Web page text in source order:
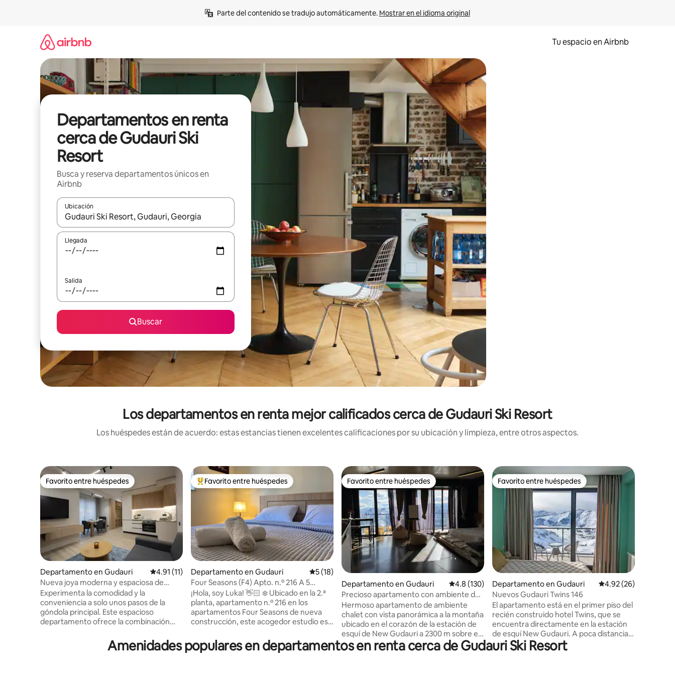
Parte del contenido se tradujo automáticamente. Mostrar en el idioma original
Tu espacio en Airbnb
Departamentos en renta
cerca de Gudauri Ski
Resort
Busca y reserva departamentos únicos en
Airbnb
Ubicación
Cuando los resultados estén disponibles, podrás navegar usando las teclas de las flechas hacia arriba y hacia abajo, o bien tocando y deslizando la pantalla.
Llegada
Salida
Buscar
Los departamentos en renta mejor calificados cerca de Gudauri Ski Resort
Los huéspedes están de acuerdo: estas estancias tienen excelentes calificaciones por su ubicación y limpieza, entre otros aspectos.
Favorito entre huéspedes
Favorito entre huéspedes
Departamento en Gudauri Calificación promedio: 4.91 de 5; 11 evaluaciones
4.91 (11)
Nueva joya moderna y espaciosa de
Gudauri cerca de los remontes de esquí
Experimenta la comodidad y la
conveniencia a solo unos pasos de la
góndola principal. Este espacioso
departamento ofrece la combinación
encanto de montaña. Disfruta de tu
espacio privado totalmente equipado
De los mejores en Favorito entre huéspedes
Favorito entre huéspedes
Departamento en Gudauri Calificación promedio: 5 de 5; 18 evaluaciones
5 (18)
Four Seasons (F4) Apto. n.º 216 A 5
minutos a pie de la telecabina.
¡Hola, soy Luka! 👋🏻 ❄️ Ubicado en la 2.ª
planta, apartamento n.º 216 en los
apartamentos Four Seasons de nueva
construcción, este acogedor estudio es
familias. Está a solo 5 minutos a pie del
telesilla. En las inmediaciones
Favorito entre huéspedes
Favorito entre huéspedes
Departamento en Gudauri Calificación promedio: 4.8 de 5; 130 evaluaciones
4.8 (130)
Precioso apartamento con ambiente de
chalet.
Hermoso apartamento de ambiente
chalet con vista panorámica a la montaña
ubicado en el corazón de la estación de
esquí de New Gudauri a 2300 m sobre el
mar, en la residencia para GEMELOS.
Diseño minimalista, texturas naturales y
Favorito entre huéspedes
Favorito entre huéspedes
Departamento en Gudauri Calificación
4.92 (26)
Nuevos Gudauri Twins 146
El apartamento está en el primer piso del
recién construido hotel Twins, que se
encuentra directamente en la estación
de esquí New Gudauri. A poca distancia a
pie se pueden encontrar alquileres de
esquís, spas, una tienda y dos remontes:
Amenidades populares en departamentos en renta cerca de Gudauri Ski Resort